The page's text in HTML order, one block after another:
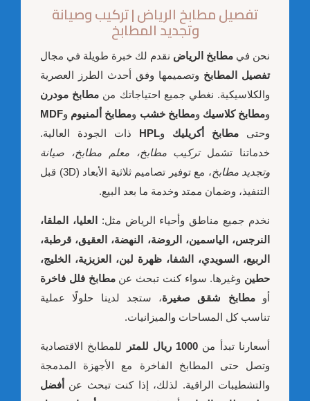
تفصيل مطابخ الرياض | تركيب وصيانة
وتجديد المطابخ
نحن في مطابخ الرياض نقدم لك خبرة طويلة في مجال
تفصيل المطابخ وتصميمها وفق أحدث الطرز العصرية
والكلاسيكية. نغطي جميع احتياجاتك من مطابخ مودرن
ومطابخ كلاسيك ومطابخ خشب ومطابخ ألمنيوم وMDF
وحتى مطابخ أكريليك وHPL ذات الجودة العالية.
خدماتنا تشملتركيب مطابخ، معلم مطابخ، صيانة
وتجديد مطابخ
، مع توفير تصاميم ثلاثية الأبعاد (3D) قبل
التنفيذ، وضمان ممتد وخدمة ما بعد البيع.
نخدم جميع مناطق وأحياء الرياض مثل:
العليا، الملقا،
النرجس، الياسمين، الروضة، النهضة، العقيق، قرطبة،
الربيع، السويدي، الشفا، ظهرة لبن، العزيزية، الخليج،
حطين وغيرها. سواء كنت تبحث عنمطابخ فلل فاخرة
أومطابخ شقق صغيرة، ستجد لدينا حلولًا عملية
تناسب كل المساحات والميزانيات.
أسعارنا تبدأ من 1000 ريال للمتر
للمطابخ الاقتصادية
وتصل حتى المطابخ الفاخرة مع الأجهزة المدمجة
والتشطيبات الراقية. لذلك، إذا كنت تبحث عن أفضل